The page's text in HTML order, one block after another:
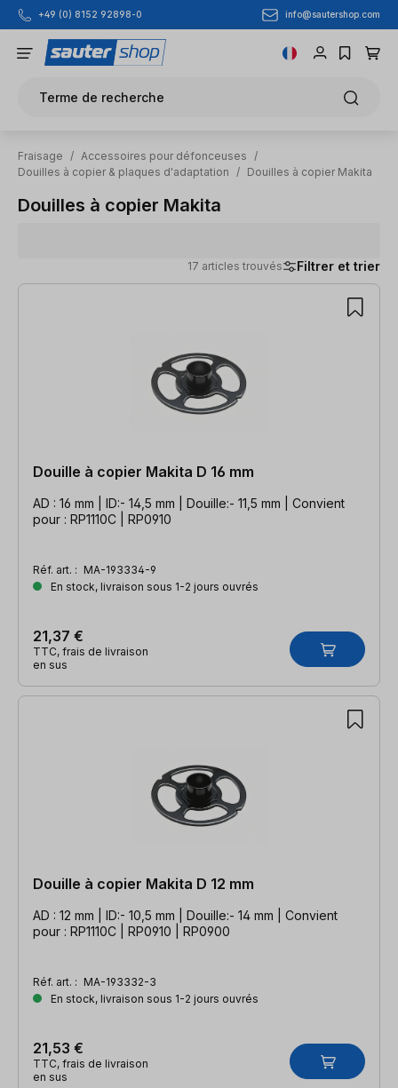
Passer au contenu principal
+49 (0) 8152 92898-0 info@sautershop.com
Terme de recherche
Fraisage / Accessoires pour défonceuses
/
Douilles à copier & plaques d'adaptation
/ Douilles à copier Makita
Douilles à copier Makita
17 articles trouvés Filtrer et trier
17 articles trouvés
Douille à copier Makita D 16 mm
AD : 16 mm | ID:- 14,5 mm | Douille:- 11,5 mm | Convient
pour : RP1110C | RP0910
Réf. art. : MA-193334-9
En stock, livraison sous 1-2 jours ouvrés
21,37 €
TTC, frais de livraison
en sus
Douille à copier Makita D 12 mm
AD : 12 mm | ID:- 10,5 mm | Douille:- 14 mm | Convient
pour : RP1110C | RP0910 | RP0900
Réf. art. : MA-193332-3
En stock, livraison sous 1-2 jours ouvrés
21,53 €
TTC, frais de livraison
en sus